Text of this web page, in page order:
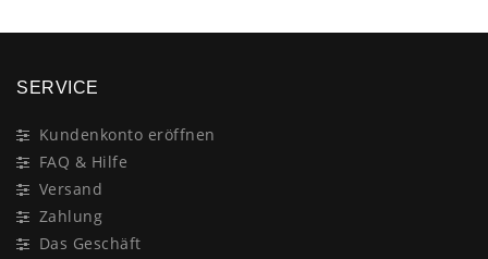
SERVICE
Kundenkonto eröffnen
FAQ & Hilfe
Versand
Zahlung
Das Geschäft